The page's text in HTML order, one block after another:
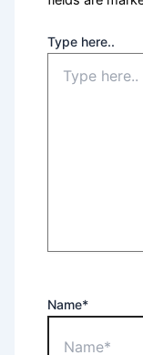
Type here..
Name*